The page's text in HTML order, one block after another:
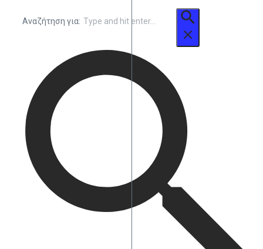
Αναζήτηση για: